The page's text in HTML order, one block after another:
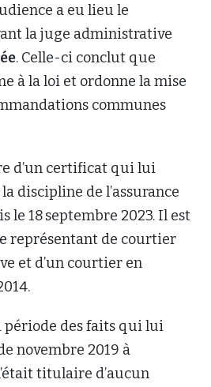
a eu lieu le
la juge administrative
. Celle-ci conclut que
à la loi et ordonne la mise
communes
d’un certificat qui lui
discipline de l’assurance
le 18 septembre 2023. Il est
représentant de courtier
et d’un courtier en
période des faits qui lui
novembre 2019 à
titulaire d’aucun